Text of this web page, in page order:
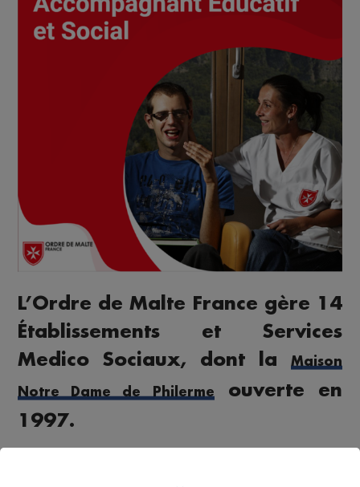
L’Ordre de Malte France gère 14
Établissements et Services
Medico Sociaux, dont la
Maison
Notre Dame de Philerme
ouverte en
1997.